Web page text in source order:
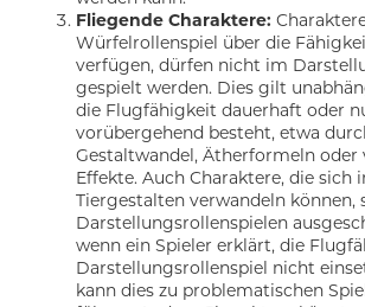
Fliegende Charaktere:
Würfelrollenspiel über die
verfügen, dürfen nicht im
gespielt werden. Dies gilt
die Flugfähigkeit dauerhaft oder
vorübergehend besteht, etwa
Gestaltwandel, Ätherformeln oder
Effekte. Auch Charaktere, die sich
Tiergestalten verwandeln können,
Darstellungsrollenspielen
wenn ein Spieler erklärt, die
Darstellungsrollenspiel nicht
kann dies zu problematischen